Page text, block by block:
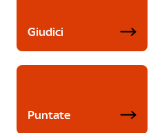
Giudici
Puntate